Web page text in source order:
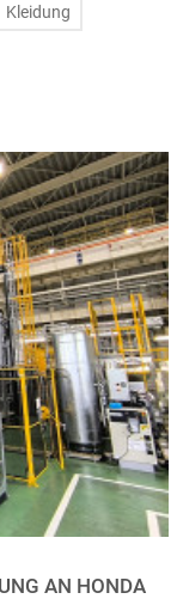
Kleidung
AN HONDA